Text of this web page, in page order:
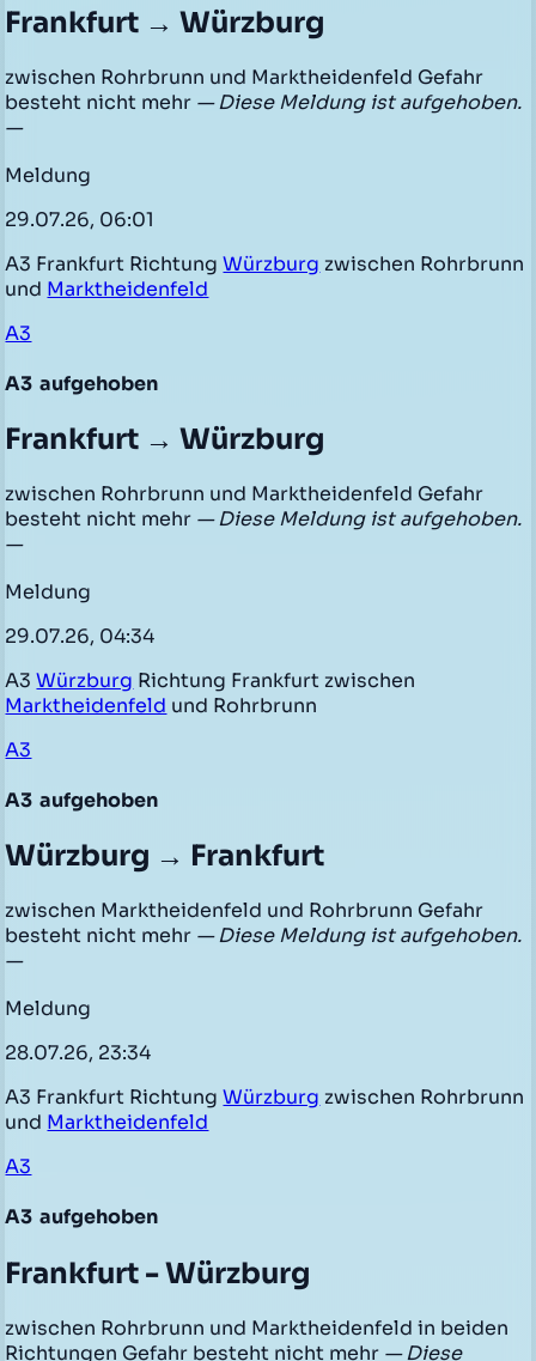
Frankfurt → Würzburg
zwischen Rohrbrunn und Marktheidenfeld Gefahr
besteht nicht mehr — Diese Meldung ist aufgehoben.
—
Meldung
29.07.26, 06:01
A3 Frankfurt RichtungWürzburg zwischen Rohrbrunn
und Marktheidenfeld
A3
A3 aufgehoben
Frankfurt → Würzburg
zwischen Rohrbrunn und Marktheidenfeld Gefahr
besteht nicht mehr — Diese Meldung ist aufgehoben.
—
Meldung
29.07.26, 04:34
A3Würzburg Richtung Frankfurt zwischen
Marktheidenfeld und Rohrbrunn
A3
A3 aufgehoben
Würzburg → Frankfurt
zwischen Marktheidenfeld und Rohrbrunn Gefahr
besteht nicht mehr — Diese Meldung ist aufgehoben.
—
Meldung
28.07.26, 23:34
A3 Frankfurt RichtungWürzburg zwischen Rohrbrunn
und Marktheidenfeld
A3
A3 aufgehoben
Frankfurt - Würzburg
zwischen Rohrbrunn und Marktheidenfeld in beiden
Richtungen Gefahr besteht nicht mehr — Diese